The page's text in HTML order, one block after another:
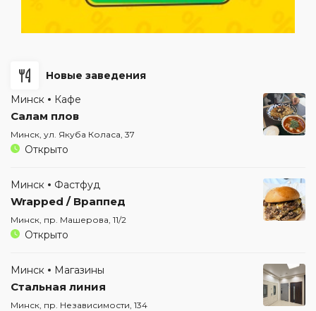
Новые заведения
Минск
Кафе
Салам плов
Минск, ул. Якуба Коласа, 37
Открыто
Минск Фастфуд
Wrapped / Враппед
Минск, пр. Машерова, 11/2
Открыто
Минск Магазины
Стальная линия
Минск, пр. Независимости, 134